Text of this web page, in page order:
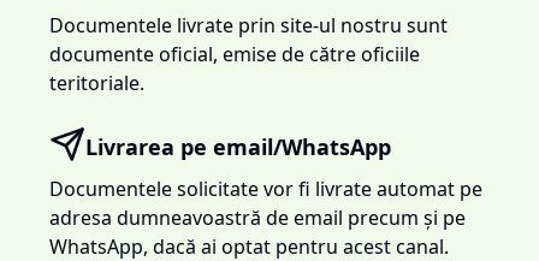
Documentele livrate prin site-ul nostru sunt
documente oficial, emise de către oficiile
teritoriale.
Livrarea pe email/WhatsApp
Documentele solicitate vor fi livrate automat pe
adresa dumneavoastră de email precum și pe
WhatsApp, dacă ai optat pentru acest canal.